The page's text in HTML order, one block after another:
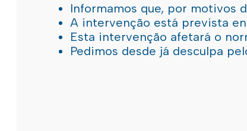
Informamos que, por motivos
A intervenção está prevista
Esta intervenção afetará o
Pedimos desde já desculpa